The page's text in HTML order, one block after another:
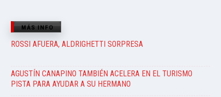
MÁS INFO
ROSSI AFUERA, ALDRIGHETTI SORPRESA
AGUSTÍN CANAPINO TAMBIÉN ACELERA EN EL TURISMO
PISTA PARA AYUDAR A SU HERMANO